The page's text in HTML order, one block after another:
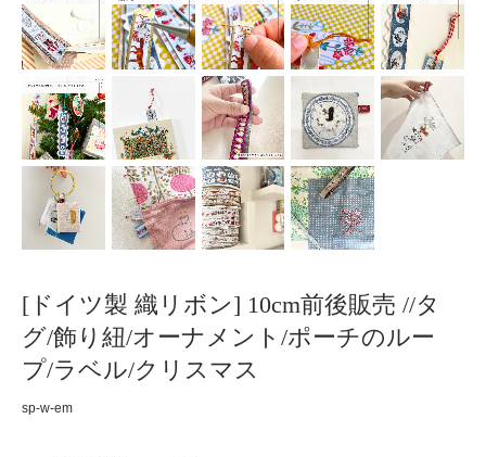
[ドイツ製 織リボン] 10cm前後販売 //タ
グ/飾り紐/オーナメント/ポーチのルー
プ/ラベル/クリスマス
sp-w-em